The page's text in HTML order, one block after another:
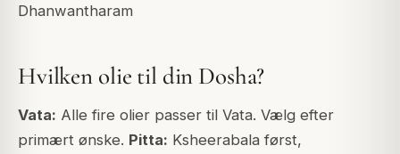
Dhanwantharam
Hvilken olie til din Dosha?
Vata: Alle fire olier passer til Vata. Vælg efter
primært ønske. Pitta: Ksheerabala først,